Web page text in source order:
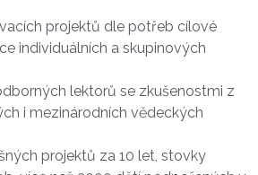
projektů dle potřeb cílové
individuálních a skupinových
lektorů se zkušenostmi z
i mezinárodních vědeckých
projektů za 10 let, stovky